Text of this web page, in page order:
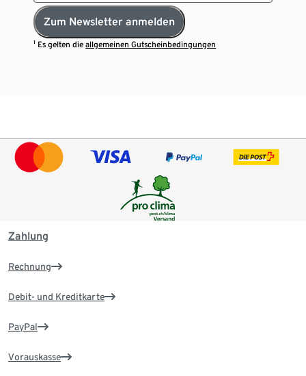
Zum Newsletter anmelden
¹ Es gelten dieallgemeinen Gutscheinbedingungen
Zahlung
Rechnung
Debit- und Kreditkarte
PayPal
Vorauskasse